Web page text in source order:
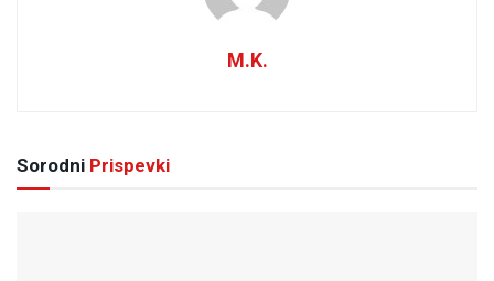
M.K.
Sorodni Prispevki